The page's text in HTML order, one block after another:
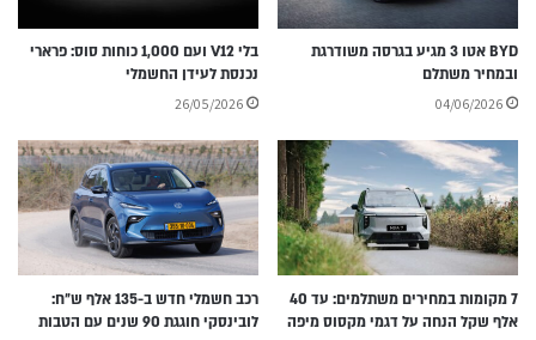
BYD אטו 3 מגיע בגרסה משודרגת
ובמחיר משתלם
04/06/2026
בלי V12 ועם 1,000 כוחות סוס: פרארי
נכנסת לעידן החשמלי
26/05/2026
7 מקומות במחירים משתלמים: עד 40
אלף שקל הנחה על דגמי מקסוס מיפה
רכב חשמלי חדש ב-135 אלף ש״ח:
לובינסקי חוגגת 90 שנים עם הטבות